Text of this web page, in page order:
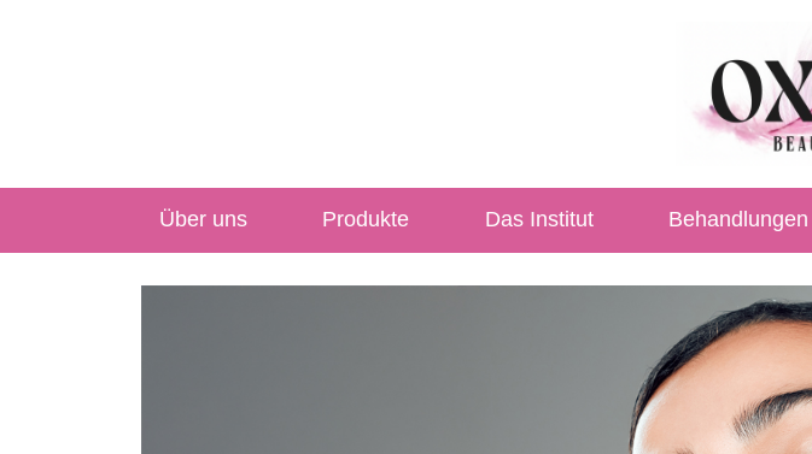
Über uns Produkte Das Institut Behandlungen